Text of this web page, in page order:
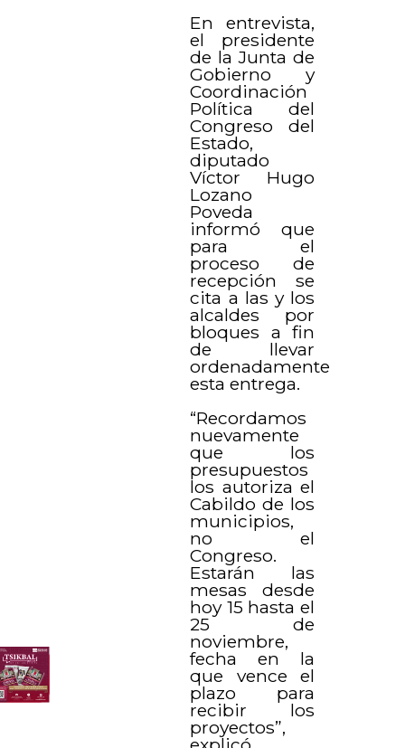
En entrevista,
el presidente
de la Junta de
Gobierno y
Coordinación
Política del
Congreso del
Estado,
diputado
Víctor Hugo
Lozano
Poveda
informó que
para el
proceso de
recepción se
cita a las y los
alcaldes por
bloques a fin
de llevar
ordenadamente
esta entrega.
“Recordamos
nuevamente
que los
presupuestos
los autoriza el
Cabildo de los
municipios,
no el
Congreso.
Estarán las
mesas desde
hoy 15 hasta el
25 de
noviembre,
fecha en la
que vence el
plazo para
recibir los
proyectos”,